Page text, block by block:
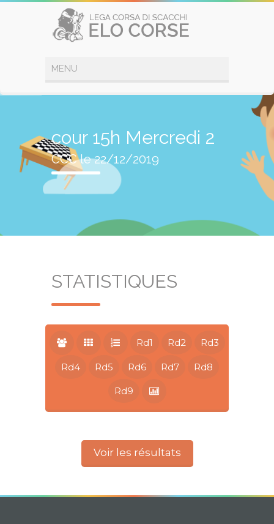
cour 15h Mercredi 2
CCC le 22/12/2019
STATISTIQUES
Rd1 Rd2 Rd3
Rd4 Rd5 Rd6 Rd7 Rd8
Rd9
Voir les résultats